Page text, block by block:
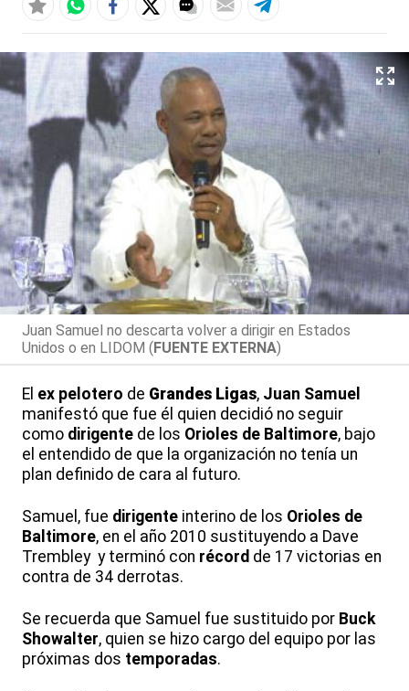
Juan Samuel no descarta volver a dirigir en Estados
Unidos o en LIDOM (FUENTE EXTERNA)
El ex pelotero de Grandes Ligas, Juan Samuel
manifestó que fue él quien decidió no seguir
como dirigente de los Orioles de Baltimore, bajo
el entendido de que la organización no tenía un
plan definido de cara al futuro.
Samuel, fue dirigente interino de los Orioles de
Baltimore, en el año 2010 sustituyendo a Dave
Trembley y terminó con récord de 17 victorias en
contra de 34 derrotas.
Se recuerda que Samuel fue sustituido por Buck
Showalter, quien se hizo cargo del equipo por las
próximas dos temporadas.